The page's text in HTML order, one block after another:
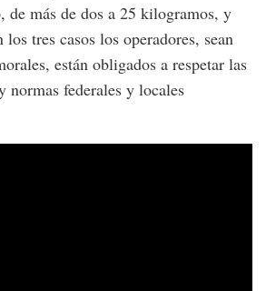
de más de dos a 25 kilogramos, y
los tres casos los operadores, sean
están obligados a respetar las
normas federales y locales